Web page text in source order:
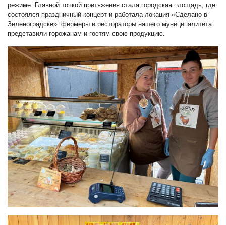
режиме. Главной точкой притяжения стала городская площадь, где
состоялся праздничный концерт и работала локация «Сделано в
Зеленоградске»: фермеры и рестораторы нашего муниципалитета
представили горожанам и гостям свою продукцию.